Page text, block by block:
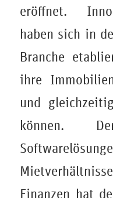
eröffnet.
haben sich in
Branche
ihre
und
können.
Finanzen hat